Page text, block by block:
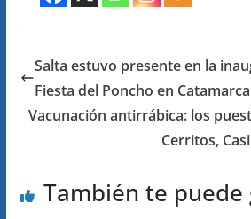
Salta estuvo presente en la
Fiesta del Poncho en Catamarca
Vacunación antirrábica: los
Cerritos,
También te puede